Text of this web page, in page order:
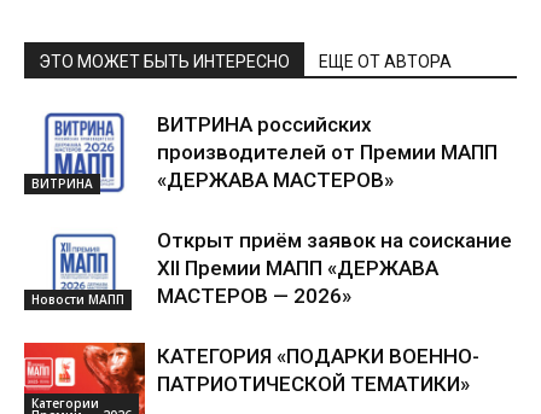
ЭТО МОЖЕТ БЫТЬ ИНТЕРЕСНО ЕЩЕ ОТ АВТОРА
ВИТРИНА
ВИТРИНА российских
производителей от Премии МАПП
«ДЕРЖАВА МАСТЕРОВ»
Новости МАПП
Открыт приём заявок на соискание
XII Премии МАПП «ДЕРЖАВА
МАСТЕРОВ — 2026»
Категории
КАТЕГОРИЯ «ПОДАРКИ ВОЕННО-
ПАТРИОТИЧЕСКОЙ ТЕМАТИКИ»